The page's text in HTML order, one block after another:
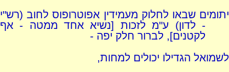
יתומים שבאו לחלוק מעמידין אפוטרופוס לחוב (רש"י
- לדון) ע"מ לזכות [נשיא אחד ממטה - אף
לקטנים], לברור חלק יפה -
לשמואל הגדילו יכולים למחות,